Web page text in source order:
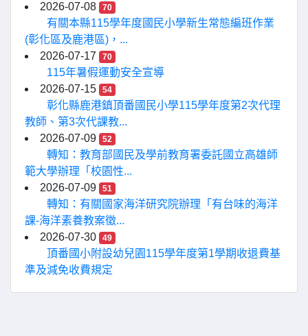
2026-07-08
70
有關本縣115學年度國民小學新生常態編班作業
(彰化區及鹿港區)，...
2026-07-17
70
115年暑假運動安全宣導
2026-07-15
54
彰化縣鹿港鎮頂番國民小學115學年度第2次代理
教師、第3次代課教...
2026-07-09
52
轉知：教育部國民及學前教育署委託國立高雄師
範大學辦理「校園性...
2026-07-09
51
轉知：有關國家海洋研究院辦理「有台味的海洋
課-海洋素養教案徵...
2026-07-30
49
頂番國小附設幼兒園115學年度第1學期收退費基
準及減免收費規定